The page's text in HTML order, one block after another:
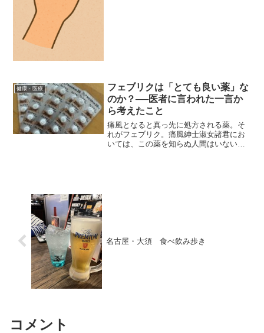
健康・医療
フェブリクは「とても良い薬」な
のか？──医者に言われた一言か
ら考えたこと
痛風となると真っ先に処方される薬。そ
れがフェブリク。痛風紳士淑女諸君にお
いては、この薬を知らぬ人間はいないだ
名古屋・大須 食べ飲み歩き
コメント